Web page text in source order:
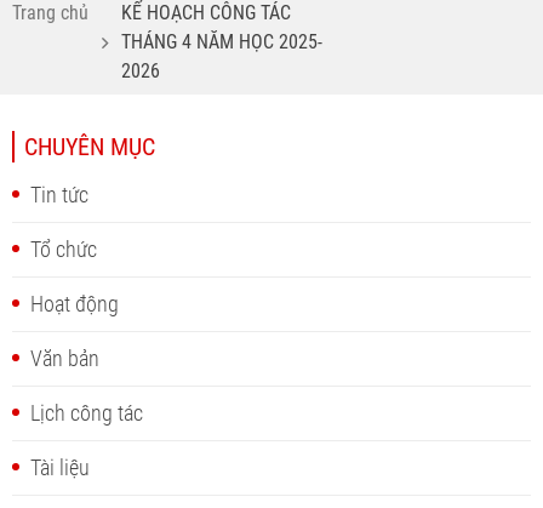
Trang chủ
KẾ HOẠCH CÔNG TÁC
THÁNG 4 NĂM HỌC 2025-
2026
CHUYÊN MỤC
Tin tức
Tổ chức
Hoạt động
Văn bản
Lịch công tác
Tài liệu